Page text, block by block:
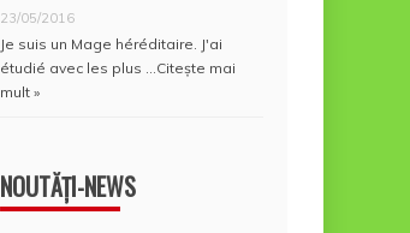
23/05/2016
Je suis un Mage héréditaire. J'ai
étudié avec les plus … Citește mai
mult »
NOUTĂȚI-NEWS